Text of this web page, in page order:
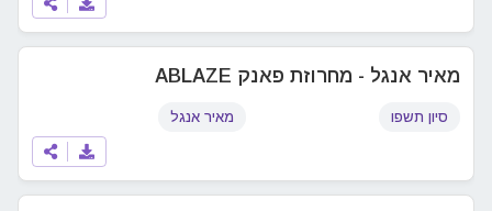
מאיר אנגל - מחרוזת פאנק ABLAZE
סיון תשפו מאיר אנגל